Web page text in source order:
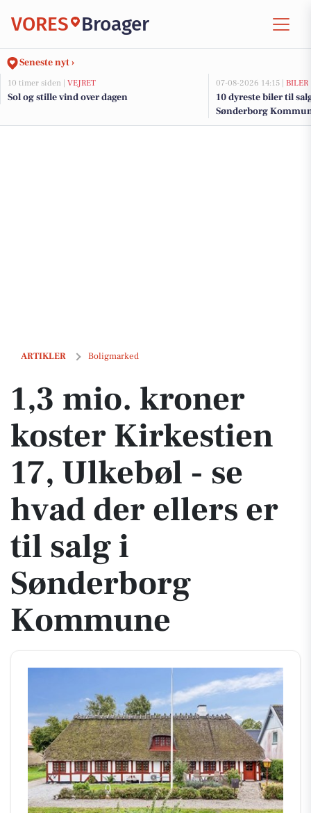
VORES Broager
Seneste nyt ›
10 timer siden | VEJRET
Sol og stille vind over dagen
07-08-2026 14:15 | BILER
10 dyreste biler til
Sønderborg
ARTIKLER Boligmarked
1,3 mio. kroner koster Kirkestien 17, Ulkebøl - se hvad der ellers er
1,3 mio. kroner
koster Kirkestien
17, Ulkebøl - se
hvad der ellers er
til salg i
Sønderborg
Kommune